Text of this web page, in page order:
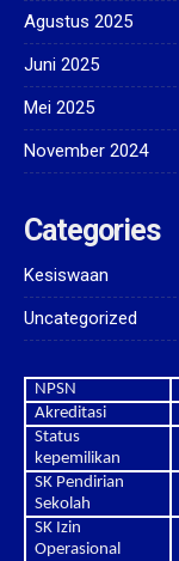
Agustus 2025
Juni 2025
Mei 2025
November 2024
Categories
Kesiswaan
Uncategorized
NPSN
Akreditasi
Status
kepemilikan
SK Pendirian
Sekolah
SK Izin
Operasional